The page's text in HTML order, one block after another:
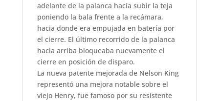
adelante de la palanca hacía subir la teja
poniendo la bala frente a la recámara,
hacia donde era empujada en batería por
el cierre. El último recorrido de la palanca
hacia arriba bloqueaba nuevamente el
cierre en posición de disparo.
La nueva patente mejorada de Nelson King
representó una mejora notable sobre el
viejo Henry, fue famoso por su resistente